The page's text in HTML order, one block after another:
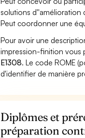
solutions d''amélioration
Peut coordonner une
Pour avoir une
impression-finition vous
E1308. Le code ROME
d'identifier de manière
Diplômes et
préparation